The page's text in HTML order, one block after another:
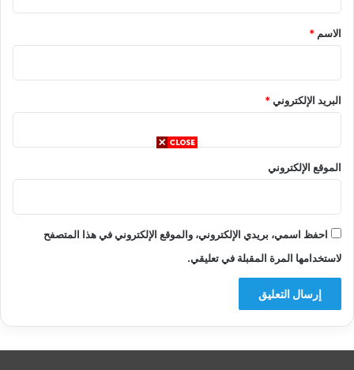
*
الاسم *
البريد الإلكتروني*
الموقع الإلكتروني
احفظ اسمي، بريدي الإلكتروني، والموقع الإلكتروني في هذا المتصفح
لاستخدامها المرة المقبلة في تعليقي.